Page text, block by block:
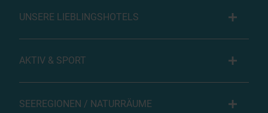
UNSERE LIEBLINGSHOTELS
AKTIV & SPORT
SEEREGIONEN / NATURRÄUME